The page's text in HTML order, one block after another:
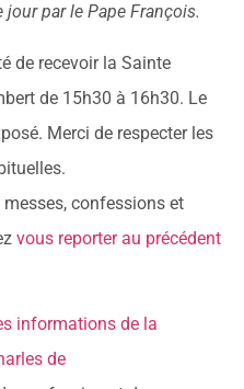
par le Pape François.
de recevoir la Sainte
de 15h30 à 16h30. Le
Merci de respecter les
confessions et
vous reporter au précédent
informations de la
de